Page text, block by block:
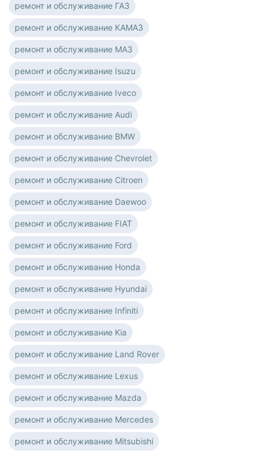
ремонт и обслуживание ГАЗ
ремонт и обслуживание КАМАЗ
ремонт и обслуживание МАЗ
ремонт и обслуживание Isuzu
ремонт и обслуживание Iveco
ремонт и обслуживание Audi
ремонт и обслуживание BMW
ремонт и обслуживание Chevrolet
ремонт и обслуживание Citroen
ремонт и обслуживание Daewoo
ремонт и обслуживание FIAT
ремонт и обслуживание Ford
ремонт и обслуживание Honda
ремонт и обслуживание Hyundai
ремонт и обслуживание Infiniti
ремонт и обслуживание Kia
ремонт и обслуживание Land Rover
ремонт и обслуживание Lexus
ремонт и обслуживание Mazda
ремонт и обслуживание Mercedes
ремонт и обслуживание Mitsubishi